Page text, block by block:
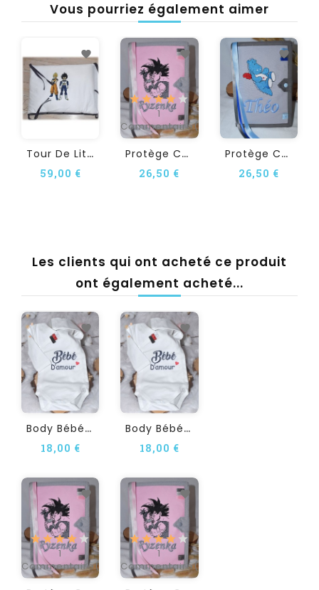
Vous pourriez également aimer
T
Our De Lit Personnalisé En...
59,00 €
1
Commentaire(s)
P
Rotège Carnet De Santé...
26,50 €
P
Rotège Carnet De Santé...
26,50 €
Les clients qui ont acheté ce produit
ont également acheté...
B
Ody Bébé BEBE D AMOUR...
18,00 €
1
Commentaire(s)
B
Ody Bébé BEBE D AMOUR...
18,00 €
1
Commentaire(s)